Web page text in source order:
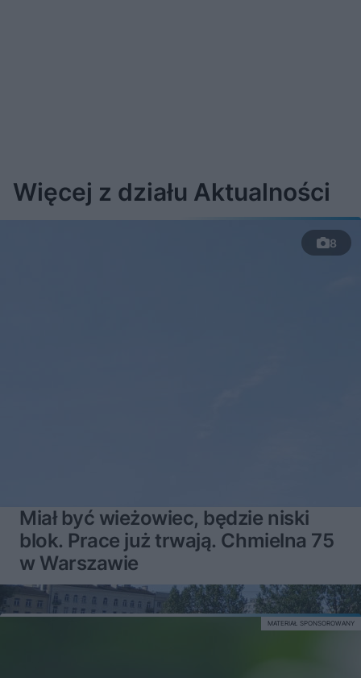
Więcej z działu Aktualności
8
Miał być wieżowiec, będzie niski
blok. Prace już trwają. Chmielna 75
w Warszawie
MATERIAŁ SPONSOROWANY